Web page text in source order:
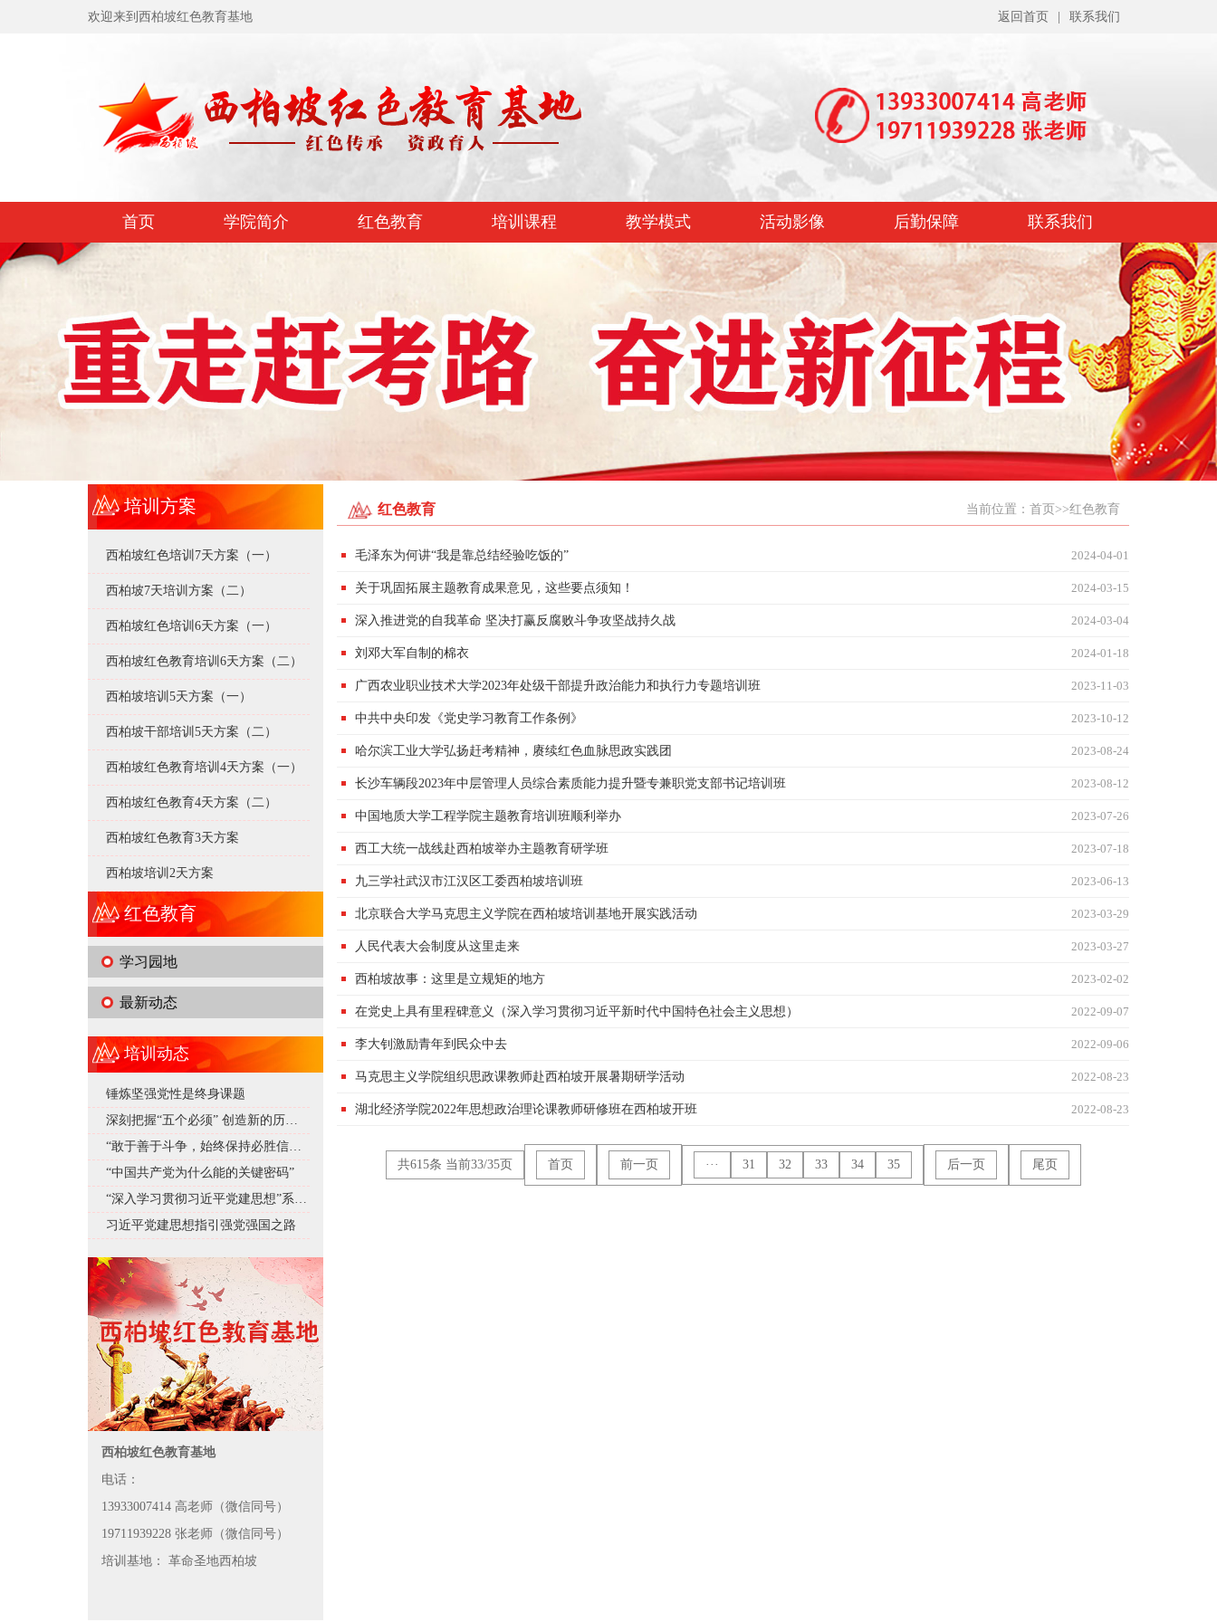
欢迎来到西柏坡红色教育基地 返回首页 联系我们
首页 学院简介 红色教育 培训课程 教学模式 活动影像 后勤保障 联系我们
培训方案
西柏坡红色培训7天方案（一）
西柏坡7天培训方案（二）
西柏坡红色培训6天方案（一）
西柏坡红色教育培训6天方案（二）
西柏坡培训5天方案（一）
西柏坡干部培训5天方案（二）
西柏坡红色教育培训4天方案（一）
西柏坡红色教育4天方案（二）
西柏坡红色教育3天方案
西柏坡培训2天方案
红色教育
学习园地
最新动态
培训动态
锤炼坚强党性是终身课题
“中国共产党为什么能的关键密码”
习近平党建思想指引强党强国之路
西柏坡红色教育基地
电话：
13933007414 高老师（微信同号）
19711939228 张老师（微信同号）
培训基地： 革命圣地西柏坡
红色教育 当前位置： 首页>>红色教育
毛泽东为何讲“我是靠总结经验吃饭的” 2024-04-01
关于巩固拓展主题教育成果意见，这些要点须知！ 2024-03-15
深入推进党的自我革命 坚决打赢反腐败斗争攻坚战持久战 2024-03-04
刘邓大军自制的棉衣 2024-01-18
广西农业职业技术大学2023年处级干部提升政治能力和执行力专题培训班 2023-11-03
中共中央印发《党史学习教育工作条例》 2023-10-12
哈尔滨工业大学弘扬赶考精神，赓续红色血脉思政实践团 2023-08-24
长沙车辆段2023年中层管理人员综合素质能力提升暨专兼职党支部书记培训班 2023-08-12
中国地质大学工程学院主题教育培训班顺利举办 2023-07-26
西工大统一战线赴西柏坡举办主题教育研学班 2023-07-18
九三学社武汉市江汉区工委西柏坡培训班 2023-06-13
北京联合大学马克思主义学院在西柏坡培训基地开展实践活动 2023-03-29
人民代表大会制度从这里走来 2023-03-27
西柏坡故事：这里是立规矩的地方 2023-02-02
在党史上具有里程碑意义（深入学习贯彻习近平新时代中国特色社会主义思想） 2022-09-07
李大钊激励青年到民众中去 2022-09-06
马克思主义学院组织思政课教师赴西柏坡开展暑期研学活动 2022-08-23
湖北经济学院2022年思想政治理论课教师研修班在西柏坡开班 2022-08-23
共615条 当前33/35页 首页 前一页 ··· 31 32 33 34 35 后一页 尾页